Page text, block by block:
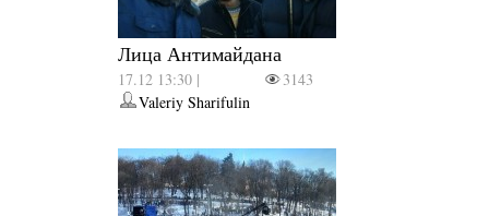
Лица Антимайдана
17.12 13:30 |
3143
Valeriy Sharifulin